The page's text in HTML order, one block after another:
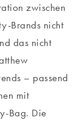
zwischen
Brands nicht
das nicht
– passend
mit
Bag. Die